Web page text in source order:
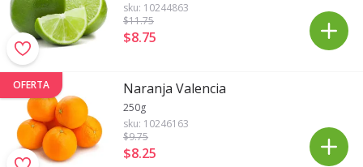
sku: 10244863
$11.75
$8.75
OFERTA Naranja Valencia
250g
sku: 10246163
$9.75
$8.25